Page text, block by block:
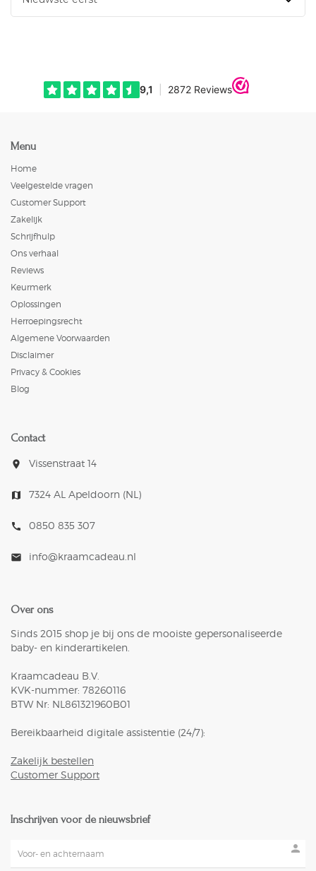
Menu
Home
Veelgestelde vragen
Customer Support
Zakelijk
Schrijfhulp
Ons verhaal
Reviews
Keurmerk
Oplossingen
Herroepingsrecht
Algemene Voorwaarden
Disclaimer
Privacy & Cookies
Blog
Contact
room Vissenstraat 14
map 7324 AL Apeldoorn (NL)
call 0850 835 307
mail info@kraamcadeau.nl
Over ons
Sinds 2015 shop je bij ons de mooiste gepersonaliseerde
baby- en kinderartikelen.
Kraamcadeau B.V.
KVK-nummer: 78260116
BTW Nr: NL861321960B01
Bereikbaarheid digitale assistentie (24/7):
Zakelijk bestellen
Customer Support
Inschrijven voor de nieuwsbrief
person